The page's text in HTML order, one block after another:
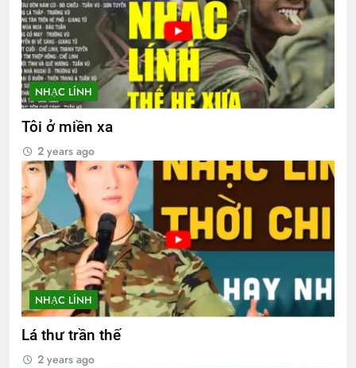
NHẠC LÍNH
Tôi ở miền xa
2 years ago
NHẠC LÍNH
Lá thư trần thế
2 years ago